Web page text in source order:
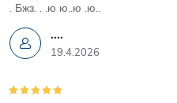
....
19.4.2026
. Бжз. . .ю ю..ю .ю..